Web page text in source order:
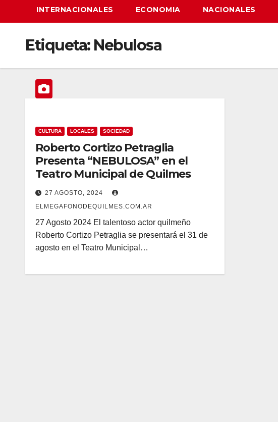
INTERNACIONALES ECONOMIA NACIONALES
Etiqueta: Nebulosa
CULTURA LOCALES SOCIEDAD
Roberto Cortizo Petraglia
Presenta “NEBULOSA” en el
Teatro Municipal de Quilmes
27 AGOSTO, 2024
ELMEGAFONODEQUILMES.COM.AR
27 Agosto 2024 El talentoso actor quilmeño
Roberto Cortizo Petraglia se presentará el 31 de
agosto en el Teatro Municipal…